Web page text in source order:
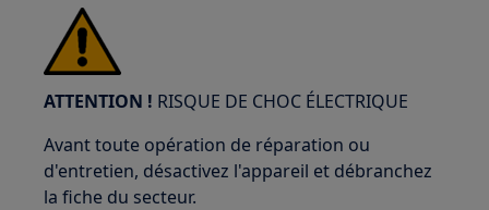
ATTENTION ! RISQUE DE CHOC ÉLECTRIQUE
Avant toute opération de réparation ou
d'entretien, désactivez l'appareil et débranchez
la fiche du secteur.